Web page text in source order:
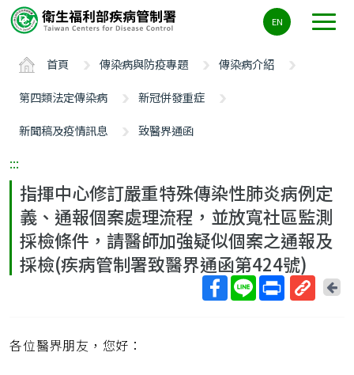
要
ALT+C
EN
首頁 傳染病與防疫專題
傳染病介紹
第四類法定傳染病
新冠併發重症
新聞稿及疫情訊息
致醫界通函
:::
指揮中心修訂嚴重特殊傳染性肺炎病例定
義、通報個案處理流程，並放寬社區監測
採檢條件，請醫師加強疑似個案之通報及
採檢(疾病管制署致醫界通函第424號)
回
各位醫界朋友，您好：